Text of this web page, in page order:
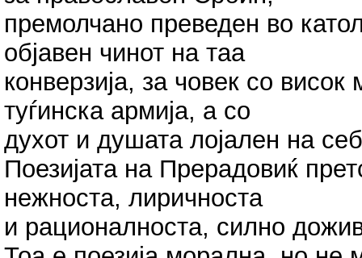
премолчано преведен во
објавен чинот на таа
конверзија, за човек со
туѓинска армија, а со
духот и душата лојален на
Поезијата на Прерадовиќ
нежноста, лиричноста
и рационалноста, силно